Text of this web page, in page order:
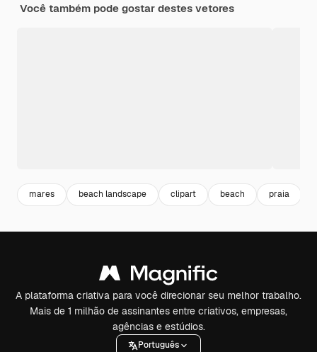
Você também pode gostar destes vetores
mares beach landscape clipart beach praia
A plataforma criativa para você direcionar seu melhor trabalho.
Mais de 1 milhão de assinantes entre criativos, empresas,
agências e estúdios.
Português